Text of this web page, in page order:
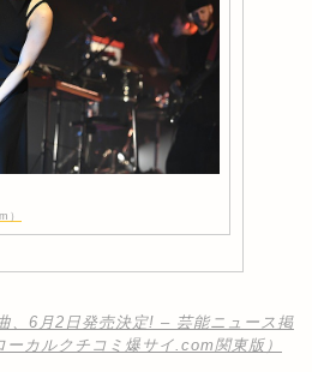
）
、6月2日発売決定! – 芸能ニュース掲
ーカルクチコミ爆サイ.com関東版）